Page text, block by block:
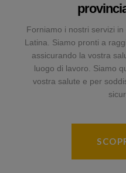
Forniamo i nostri servizi
Latina. Siamo pronti a
assicurando la vostra
luogo di lavoro. Siamo
vostra salute e per